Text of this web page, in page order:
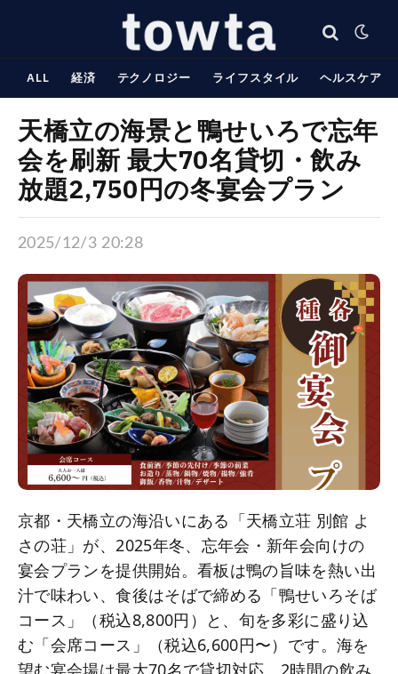
ALL 経済 テクノロジー ライフスタイル ヘルスケア
天橋立の海景と鴨せいろで忘年
会を刷新 最大70名貸切・飲み
放題2,750円の冬宴会プラン
2025/12/3 20:28
京都・天橋立の海沿いにある「天橋立荘 別館 よ
さの荘」が、2025年冬、忘年会・新年会向けの
宴会プランを提供開始。看板は鴨の旨味を熱い出
汁で味わい、食後はそばで締める「鴨せいろそば
コース」（税込8,800円）と、旬を多彩に盛り込
む「会席コース」（税込6,600円〜）です。海を
望む宴会場は最大70名で貸切対応。2時間の飲み